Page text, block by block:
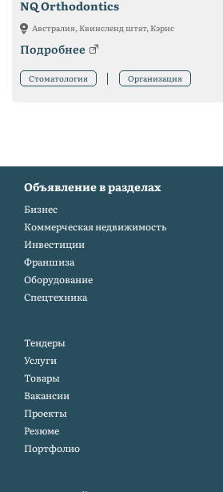
NQ Orthodontics
Австралия, Квинсленд штат, Кэрнс
Подробнее
Стоматология Организация
Объявление в разделах
Бизнес
Коммерческая недвижимость
Инвестиции
Франшиза
Оборудование
Спецтехника
Тендеры
Услуги
Товары
Вакансии
Проекты
Резюме
Портфолио